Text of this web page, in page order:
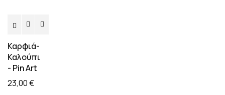
Καρφιά-
Καλούπι
- Pin Art
23,00€